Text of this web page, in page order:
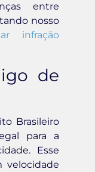
entre
nosso
infração
de
Brasileiro
para a
Esse
velocidade